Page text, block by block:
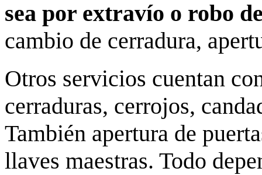
sea por extravío o robo
cambio de cerradura,
Otros servicios cuentan
cerraduras, cerrojos,
También apertura de
llaves maestras. Todo